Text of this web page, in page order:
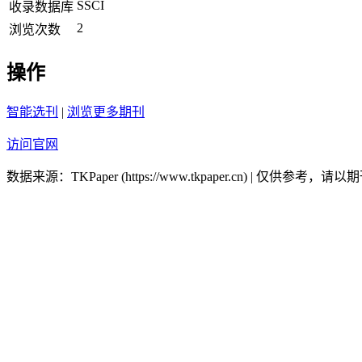
收录数据库 SSCI
浏览次数
2
操作
智能选刊 | 浏览更多期刊
访问官网
数据来源：TKPaper (https://www.tkpaper.cn) | 仅供参考，请以